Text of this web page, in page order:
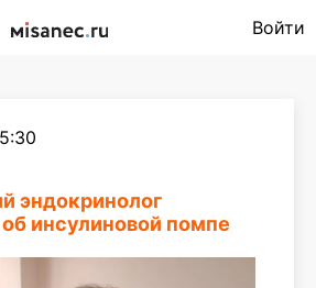
Войти
эндокринолог
об инсулиновой помпе